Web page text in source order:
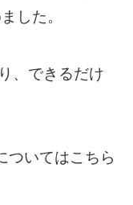
した。
、できるだけ
ついてはこちら